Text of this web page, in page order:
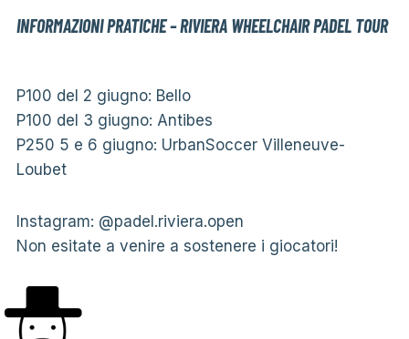
INFORMAZIONI PRATICHE – RIVIERA WHEELCHAIR PADEL TOUR
P100 del 2 giugno: Bello
P100 del 3 giugno: Antibes
P250 5 e 6 giugno: UrbanSoccer Villeneuve-
Loubet
Instagram: @padel.riviera.open
Non esitate a venire a sostenere i giocatori!